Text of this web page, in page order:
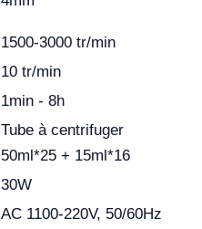
1500-3000 tr/min
10 tr/min
1min - 8h
Tube à centrifuger
50ml*25 + 15ml*16
30W
AC 1100-220V, 50/60Hz